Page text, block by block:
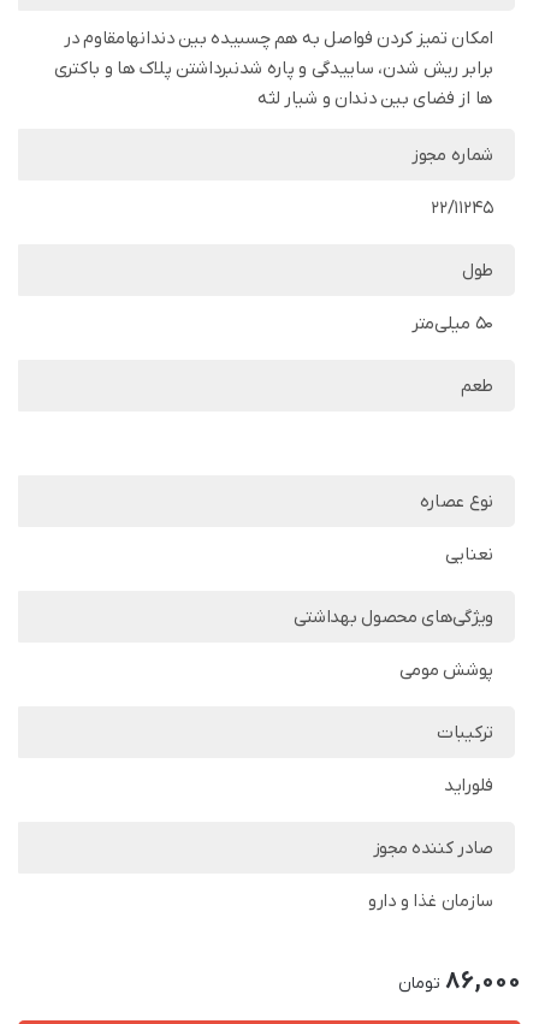
امکان تمیز کردن فواصل به هم چسبیده بین دندانهامقاوم در
برابر ریش شدن، ساییدگی و پاره شدنبرداشتن پلاک ها و باکتری
ها از فضای بین دندان و شیار لثه
شماره مجوز
22/11245
طول
50 میلی‌متر
طعم
نوع عصاره
نعنایی
ویژگی‌های محصول بهداشتی
پوشش مومی
ترکیبات
فلوراید
صادر کننده مجوز
سازمان غذا و دارو
86,000 تومان